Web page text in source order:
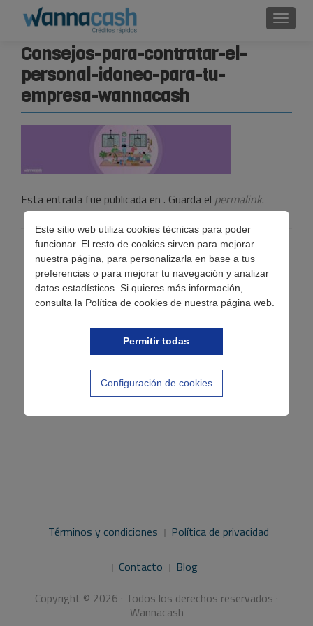
Este sitio web utiliza cookies técnicas para poder
funcionar. El resto de cookies sirven para mejorar
nuestra página, para personalizarla en base a tus
preferencias o para mejorar tu navegación y analizar
datos estadísticos. Si quieres más información,
consulta la Política de cookiesde nuestra página web.
Permitir todas
Configuración de cookies
Consejos-para-contratar-el-
personal-idoneo-para-tu-
empresa-wannacash
Esta entrada fue publicada en . Guarda el permalink.
Navegación
de
entradas
←Consejos para contratar el personal idóneo para tu
empresa
Términos y condiciones Política de privacidad
Contacto
Blog
Copyright © 2026 · Todos los derechos reservados ·
Wannacash